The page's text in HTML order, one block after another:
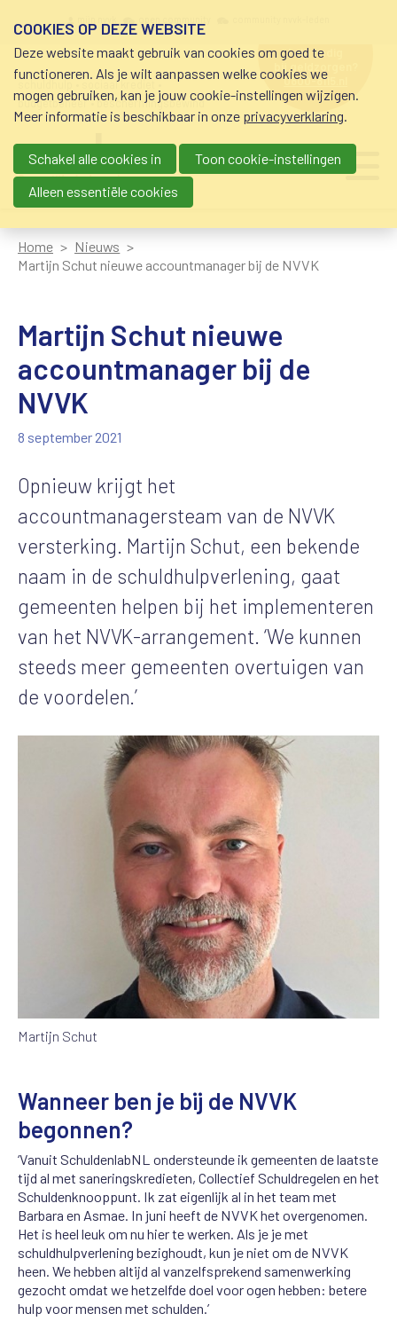
schuldhulp • sociaal krediet •
budgetbeheer • beschermingsbewind
hulp nodig
bij geldzorgen?
0800-8115.nl
Main navigation
Home
Nieuws
Martijn Schut nieuwe accountmanager bij de NVVK
Martijn Schut nieuwe
accountmanager bij de
NVVK
8 september 2021
Opnieuw krijgt het
accountmanagersteam van de NVVK
versterking. Martijn Schut, een bekende
naam in de schuldhulpverlening, gaat
gemeenten helpen bij het implementeren
van het NVVK-arrangement. ‘We kunnen
steeds meer gemeenten overtuigen van
de voordelen.’
Martijn Schut
Wanneer ben je bij de NVVK
begonnen?
‘Vanuit SchuldenlabNL ondersteunde ik gemeenten de laatste
tijd al met saneringskredieten, Collectief Schuldregelen en het
Schuldenknooppunt. Ik zat eigenlijk al in het team met
Barbara en Asmae. In juni heeft de NVVK het overgenomen.
Het is heel leuk om nu hier te werken. Als je je met
schuldhulpverlening bezighoudt, kun je niet om de NVVK
heen. We hebben altijd al vanzelfsprekend samenwerking
gezocht omdat we hetzelfde doel voor ogen hebben: betere
hulp voor mensen met schulden.’
COOKIES OP DEZE WEBSITE
Deze website maakt gebruik van cookies om goed te
functioneren. Als je wilt aanpassen welke cookies we
mogen gebruiken, kan je jouw cookie-instellingen wijzigen.
Meer informatie is beschikbaar in onze privacyverklaring.
Schakel alle cookies in
Toon cookie-instellingen
Alleen essentiële cookies